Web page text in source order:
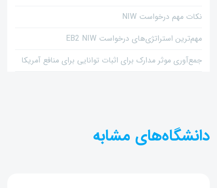
نکات مهم درخواست NIW
مهم‌ترین استراتژی‌های درخواست EB2 NIW
جمع‌آوری موثر مدارک برای اثبات توانایی برای منافع آمریکا
دانشگاه‌های مشابه